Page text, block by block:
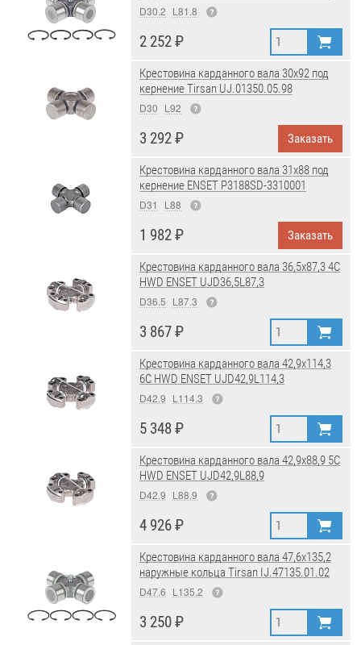
D30.2 L81.8
2 252 ₽
Крестовина карданного вала 30x92 под
кернение Tirsan UJ.01350.05.98
D30 L92
3 292 ₽ Заказать
Крестовина карданного вала 31x88 под
кернение ENSET P3188SD-3310001
D31 L88
1 982 ₽ Заказать
Крестовина карданного вала 36,5x87,3 4C
HWD ENSET UJD36,5L87,3
D36.5 L87.3
3 867 ₽
Крестовина карданного вала 42,9x114,3
6C HWD ENSET UJD42,9L114,3
D42.9 L114.3
5 348 ₽
Крестовина карданного вала 42,9x88,9 5C
HWD ENSET UJD42,9L88,9
D42.9 L88.9
4 926 ₽
Крестовина карданного вала 47,6x135,2
наружные кольца Tirsan IJ.47135.01.02
D47.6 L135.2
3 250 ₽